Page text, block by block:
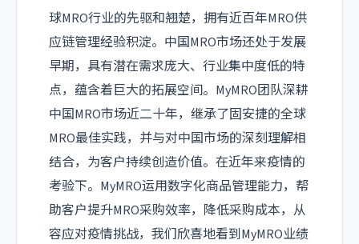
球MRO行业的先驱和翘楚，拥有近百年MRO供
应链管理经验积淀。中国MRO市场还处于发展
早期，具有潜在需求庞大、行业集中度低的特
点，蕴含着巨大的拓展空间。MyMRO团队深耕
中国MRO市场近二十年，继承了固安捷的全球
MRO最佳实践，并与对中国市场的深刻理解相
结合，为客户持续创造价值。在近年来疫情的
考验下。MyMRO运用数字化商品管理能力，帮
助客户提升MRO采购效率，降低采购成本，从
容应对疫情挑战，我们欣喜地看到MyMRO业绩